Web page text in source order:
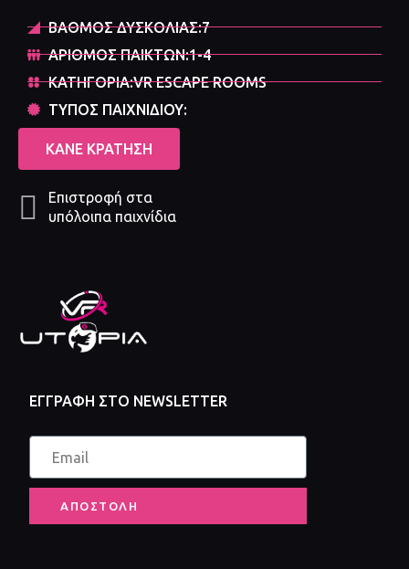
ΒΑΘΜΟΣ ΔΥΣΚΟΛΙΑΣ:7
ΑΡΙΘΜΟΣ ΠΑΙΚΤΩΝ:1-4
ΚΑΤΗΓΟΡΙΑ:VR ESCAPE ROOMS
ΤΥΠΟΣ ΠΑΙΧΝΙΔΙΟΥ:
ΚΑΝΕ ΚΡΑΤΗΣΗ
Επιστροφή στα
υπόλοιπα παιχνίδια
ΕΓΓΡΑΦΗ ΣΤΟ NEWSLETTER
ΑΠΟΣΤΟΛΗ